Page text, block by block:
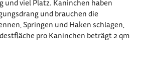
und viel Platz. Kaninchen haben
und brauchen die
Springen und Haken schlagen,
pro Kaninchen beträgt 2 qm